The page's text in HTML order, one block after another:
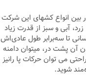
ورزشی در بین انواع کشهای این شرکت
آبی و سبز از قدرت زیاد
تا سه‌برابر طول عادی‌اش
آن پشت در، میتوان دامنه
می توان حرکات پا رانیز
شوید.